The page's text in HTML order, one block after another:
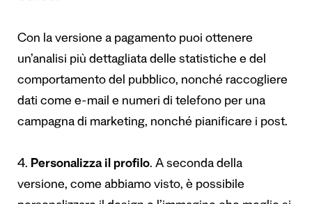
Con la versione a pagamento puoi ottenere
un’analisi più dettagliata delle statistiche e del
comportamento del pubblico, nonché raccogliere
dati come e-mail e numeri di telefono per una
campagna di marketing, nonché pianificare i post.
4. Personalizza il profilo. A seconda della
versione, come abbiamo visto, è possibile